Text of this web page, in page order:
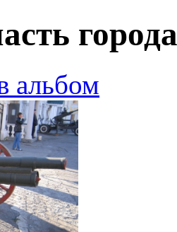
альбом